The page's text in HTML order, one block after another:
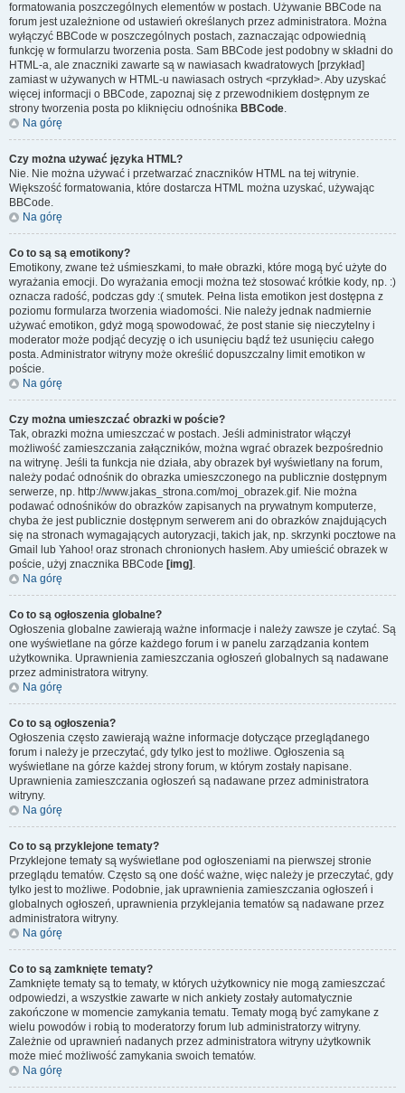
formatowania poszczególnych elementów w postach. Używanie BBCode na
forum jest uzależnione od ustawień określanych przez administratora. Można
wyłączyć BBCode w poszczególnych postach, zaznaczając odpowiednią
funkcję w formularzu tworzenia posta. Sam BBCode jest podobny w składni do
HTML-a, ale znaczniki zawarte są w nawiasach kwadratowych [przykład]
zamiast w używanych w HTML-u nawiasach ostrych <przykład>. Aby uzyskać
więcej informacji o BBCode, zapoznaj się z przewodnikiem dostępnym ze
strony tworzenia posta po kliknięciu odnośnika BBCode.
Na górę
Czy można używać języka HTML?
Nie. Nie można używać i przetwarzać znaczników HTML na tej witrynie.
Większość formatowania, które dostarcza HTML można uzyskać, używając
BBCode.
Na górę
Co to są są emotikony?
Emotikony, zwane też uśmieszkami, to małe obrazki, które mogą być użyte do
wyrażania emocji. Do wyrażania emocji można też stosować krótkie kody, np. :)
oznacza radość, podczas gdy :( smutek. Pełna lista emotikon jest dostępna z
poziomu formularza tworzenia wiadomości. Nie należy jednak nadmiernie
używać emotikon, gdyż mogą spowodować, że post stanie się nieczytelny i
moderator może podjąć decyzję o ich usunięciu bądź też usunięciu całego
posta. Administrator witryny może określić dopuszczalny limit emotikon w
poście.
Na górę
Czy można umieszczać obrazki w poście?
Tak, obrazki można umieszczać w postach. Jeśli administrator włączył
możliwość zamieszczania załączników, można wgrać obrazek bezpośrednio
na witrynę. Jeśli ta funkcja nie działa, aby obrazek był wyświetlany na forum,
należy podać odnośnik do obrazka umieszczonego na publicznie dostępnym
serwerze, np. http://www.jakas_strona.com/moj_obrazek.gif. Nie można
podawać odnośników do obrazków zapisanych na prywatnym komputerze,
chyba że jest publicznie dostępnym serwerem ani do obrazków znajdujących
się na stronach wymagających autoryzacji, takich jak, np. skrzynki pocztowe na
Gmail lub Yahoo! oraz stronach chronionych hasłem. Aby umieścić obrazek w
poście, użyj znacznika BBCode [img] .
Na górę
Co to są ogłoszenia globalne?
Ogłoszenia globalne zawierają ważne informacje i należy zawsze je czytać. Są
one wyświetlane na górze każdego forum i w panelu zarządzania kontem
użytkownika. Uprawnienia zamieszczania ogłoszeń globalnych są nadawane
przez administratora witryny.
Na górę
Co to są ogłoszenia?
Ogłoszenia często zawierają ważne informacje dotyczące przeglądanego
forum i należy je przeczytać, gdy tylko jest to możliwe. Ogłoszenia są
wyświetlane na górze każdej strony forum, w którym zostały napisane.
Uprawnienia zamieszczania ogłoszeń są nadawane przez administratora
witryny.
Na górę
Co to są przyklejone tematy?
Przyklejone tematy są wyświetlane pod ogłoszeniami na pierwszej stronie
przeglądu tematów. Często są one dość ważne, więc należy je przeczytać, gdy
tylko jest to możliwe. Podobnie, jak uprawnienia zamieszczania ogłoszeń i
globalnych ogłoszeń, uprawnienia przyklejania tematów są nadawane przez
administratora witryny.
Na górę
Co to są zamknięte tematy?
Zamknięte tematy są to tematy, w których użytkownicy nie mogą zamieszczać
odpowiedzi, a wszystkie zawarte w nich ankiety zostały automatycznie
zakończone w momencie zamykania tematu. Tematy mogą być zamykane z
wielu powodów i robią to moderatorzy forum lub administratorzy witryny.
Zależnie od uprawnień nadanych przez administratora witryny użytkownik
może mieć możliwość zamykania swoich tematów.
Na górę